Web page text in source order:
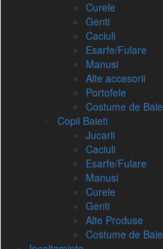
Curele
Genti
Caciuli
Esarfe/Fulare
Manusi
Alte accesorii
Portofele
Costume de Baie
Copii Baieti
Jucarii
Caciuli
Esarfe/Fulare
Manusi
Curele
Genti
Alte Produse
Costume de Baie